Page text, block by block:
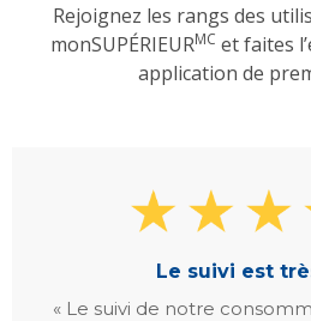
Rejoignez les rangs des
monSUPÉRIEURMC et faites
application de
Le suivi est
« Le suivi de notre